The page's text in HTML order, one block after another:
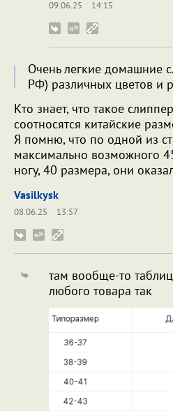
09.06.25
14:15
Очень легкие домашние
РФ) различных цветов и
Кто знает, что такое
соотносятся китайские
Я помню, что по одной из
максимально возможного
ногу, 40 размера, они
Vasilkysk
08.06.25
13:57
там вообще-то
любого товара так